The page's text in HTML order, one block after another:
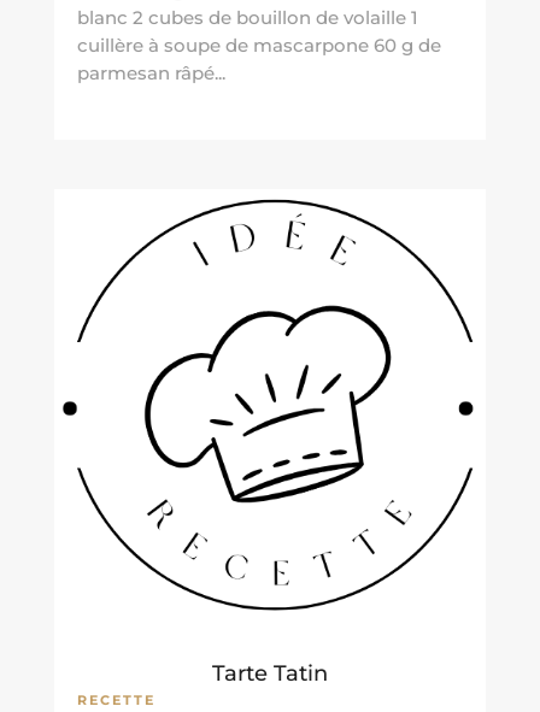
blanc 2 cubes de bouillon de volaille 1
cuillère à soupe de mascarpone 60 g de
parmesan râpé...
Tarte Tatin
RECETTE